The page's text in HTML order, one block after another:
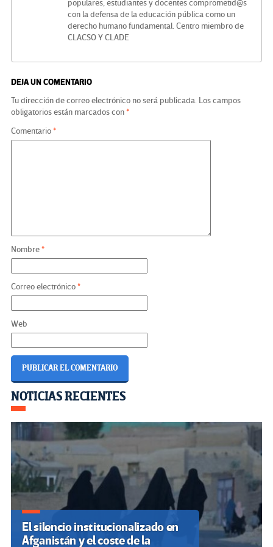
populares, estudiantes y docentes comprometid@s
con la defensa de la educación pública como un
derecho humano fundamental. Centro miembro de
CLACSO Y CLADE
DEJA UN COMENTARIO
Tu dirección de correo electrónico no será publicada. Los campos
obligatorios están marcados con*
Comentario*
Nombre*
Correo electrónico*
Web
Navegación
de
entradas
NOTICIAS RECIENTES
El silencio institucionalizado en
Afganistán y el coste de la